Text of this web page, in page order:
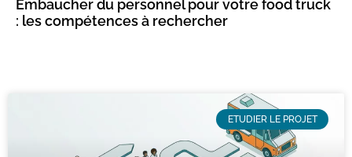
Embaucher du personnel pour votre food truck
: les compétences à rechercher​
ETUDIER LE PROJET